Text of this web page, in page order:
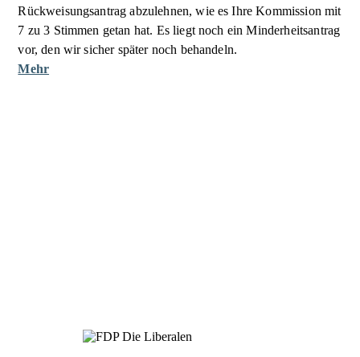
Rückweisungsantrag abzulehnen, wie es Ihre Kommission mit
7 zu 3 Stimmen getan hat. Es liegt noch ein Minderheitsantrag
vor, den wir sicher später noch behandeln.
Mehr